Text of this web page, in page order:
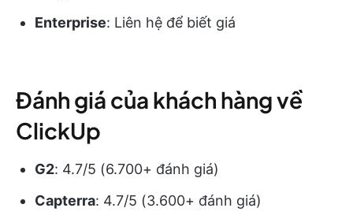
Enterprise: Liên hệ để biết giá
Đánh giá của khách hàng về
ClickUp
G2: 4.7/5 (6.700+ đánh giá)
Capterra: 4.7/5 (3.600+ đánh giá)